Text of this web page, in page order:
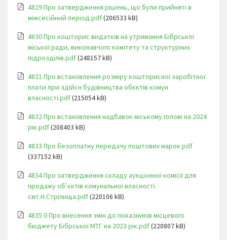
4829 Про затвердження рішень, що були прийняті в
міжсесійний період.pdf(206533 kB)
4830 Про кошторис видатків на утримання Бібрської
міської ради, виконавчого комітету та структурних
підрозділів.pdf(248157 kB)
4831 Про встановлення розміру кошторисної заробітної
плати при здійсн будівництва обєктів комун
власності.pdf(215054 kB)
4832 Про встановлення надбавок міському голові на 2024
рік.pdf(208403 kB)
4833 Про безоплатну передачу поштових марок.pdf
(337152 kB)
4834 Про затвердження складу аукціонної комісії для
продажу об’єктів комунальної власності
смт.Н.Стрілища.pdf(220106 kB)
4835 0 Про внесення змін до показників місцевого
бюджету Бібрської МТГ на 2023 рік.pdf(220807 kB)